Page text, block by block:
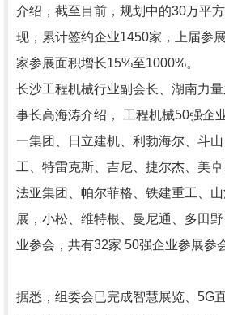
介绍，截至目前，规划中的30万平
现，累计签约企业1450家，上届参
家参展面积增长15%至1000%。
长沙工程机械行业副会长、湖南力
事长高海涛介绍， 工程机械50强企
一集团、日立建机、利勃海尔、斗
工、特雷克斯、吉尼、捷尔杰、美卓
法亚集团、帕尔菲格、铁建重工、
展，小松、维特根、曼尼通、多田
业参会，共有32家 50强企业参展参
据悉，组委会已完成智慧展览、5G